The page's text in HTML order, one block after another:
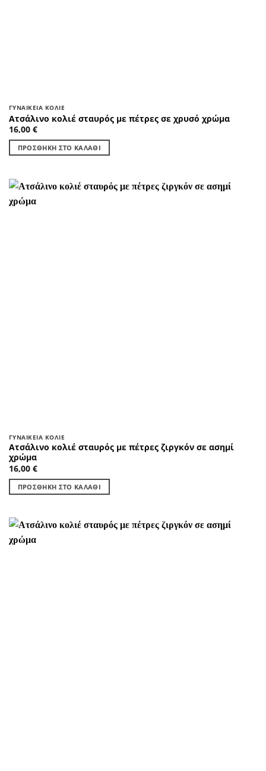
ΓΥΝΑΙΚΕΊΑ ΚΟΛΙΈ
Ατσάλινο κολιέ σταυρός με πέτρες σε χρυσό χρώμα
16,00 €
ΠΡΟΣΘΉΚΗ ΣΤΟ ΚΑΛΆΘΙ
ΓΥΝΑΙΚΕΊΑ ΚΟΛΙΈ
Ατσάλινο κολιέ σταυρός με πέτρες ζιργκόν σε ασημί
χρώμα
16,00 €
ΠΡΟΣΘΉΚΗ ΣΤΟ ΚΑΛΆΘΙ